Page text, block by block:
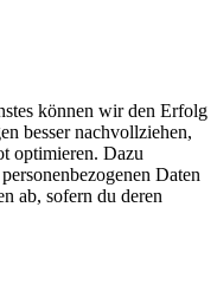
können wir den Erfolg
besser nachvollziehen,
optimieren. Dazu
Daten
ab, sofern du deren